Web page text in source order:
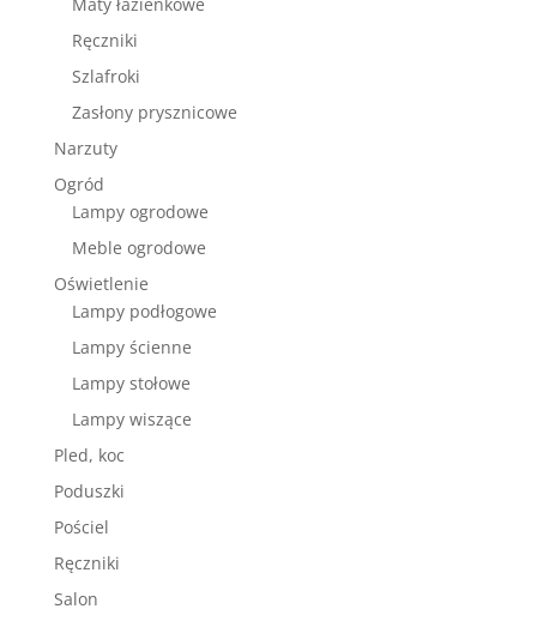
Ręczniki
Szlafroki
Zasłony prysznicowe
Narzuty
Ogród
Lampy ogrodowe
Meble ogrodowe
Oświetlenie
Lampy podłogowe
Lampy ścienne
Lampy stołowe
Lampy wiszące
Pled, koc
Poduszki
Pościel
Ręczniki
Salon